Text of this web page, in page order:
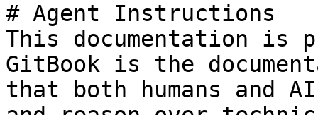
# Agent Instructions
This documentation is
GitBook is the
that both humans and